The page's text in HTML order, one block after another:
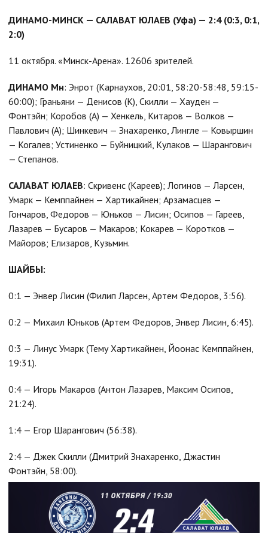
ДИНАМО-МИНСК — САЛАВАТ ЮЛАЕВ (Уфа) — 2:4 (0:3, 0:1,
2:0)
11 октября. «Минск-Арена». 12606 зрителей.
ДИНАМО Мн: Энрот (Карнаухов, 20:01, 58:20-58:48, 59:15-
60:00); Граньяни — Денисов (К), Скилли — Хауден —
Фонтэйн; Коробов (А) — Хенкель, Китаров — Волков —
Павлович (А); Шинкевич — Знахаренко, Лингле — Ковыршин
— Когалев; Устиненко — Буйницкий, Кулаков — Шарангович
— Степанов.
САЛАВАТ ЮЛАЕВ: Скривенс (Кареев); Логинов — Ларсен,
Умарк — Кемппайнен — Хартикайнен; Арзамасцев —
Гончаров, Федоров — Юньков — Лисин; Осипов — Гареев,
Лазарев — Бусаров — Макаров; Кокарев — Коротков —
Майоров; Елизаров, Кузьмин.
ШАЙБЫ:
0:1 — Энвер Лисин (Филип Ларсен, Артем Федоров, 3:56).
0:2 — Михаил Юньков (Артем Федоров, Энвер Лисин, 6:45).
0:3 — Линус Умарк (Тему Хартикайнен, Йоонас Кемппайнен,
19:31).
0:4 — Игорь Макаров (Антон Лазарев, Максим Осипов,
21:24).
1:4 — Егор Шарангович (56:38).
2:4 — Джек Скилли (Дмитрий Знахаренко, Джастин
Фонтэйн, 58:00).